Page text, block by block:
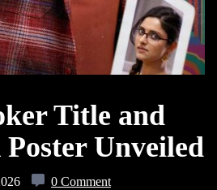
Title and
Unveiled
0 Comment